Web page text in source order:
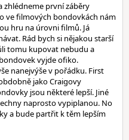
zhlédneme první záběry
ve filmových bondovkách nám
hru na úrovni filmů. Já
Rád bych si nějakou starší
tomu kupovat nebudu a
vyjde ofiko.
nanejvýše v pořádku. First
jako Craigovy
jsou některé lepší. Jiné
naprosto vypiplanou. No
a bude partřit k těm lepším